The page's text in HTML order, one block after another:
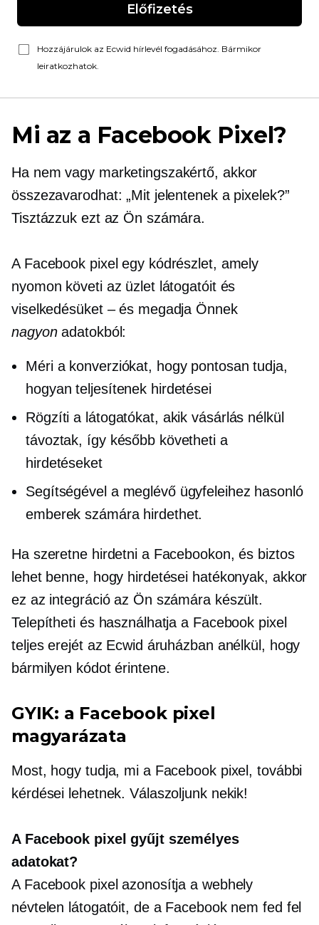
Előfizetés
Hozzájárulok az Ecwid hírlevél fogadásához. Bármikor
leiratkozhatok.
Mi az a Facebook Pixel?
Ha nem vagy marketingszakértő, akkor
összezavarodhat: „Mit jelentenek a pixelek?”
Tisztázzuk ezt az Ön számára.
A Facebook pixel egy kódrészlet, amely
nyomon követi az üzlet látogatóit és
viselkedésüket – és megadja Önnek
nagyonadatokból:
Méri a konverziókat, hogy pontosan tudja,
hogyan teljesítenek hirdetései
Rögzíti a látogatókat, akik vásárlás nélkül
távoztak, így később követheti a
hirdetéseket
Segítségével a meglévő ügyfeleihez hasonló
emberek számára hirdethet.
Ha szeretne hirdetni a Facebookon, és biztos
lehet benne, hogy hirdetései hatékonyak, akkor
ez az integráció az Ön számára készült.
Telepítheti és használhatja a Facebook pixel
teljes erejét az Ecwid áruházban anélkül, hogy
bármilyen kódot érintene.
GYIK: a Facebook pixel
magyarázata
Most, hogy tudja, mi a Facebook pixel, további
kérdései lehetnek. Válaszoljunk nekik!
A Facebook pixel gyűjt személyes
adatokat?
A Facebook pixel azonosítja a webhely
névtelen látogatóit, de a Facebook nem fed fel